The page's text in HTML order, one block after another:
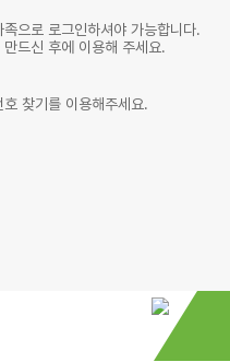
으로 로그인하셔야 가능합니다.
드신 후에 이용해 주세요.
찾기를 이용해주세요.